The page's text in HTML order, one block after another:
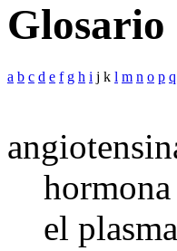
Glosario
a b c d e f g h i j k l m n o p q
el